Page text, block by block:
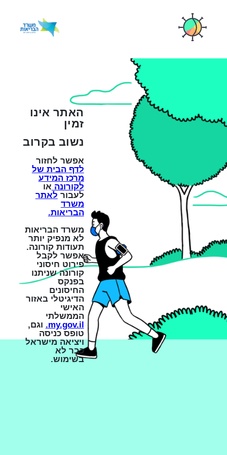
האתר אינו
זמין
נשוב בקרוב
אפשר לחזור
לדף הבית של
מרכז המידע
לקורונה או
לעבור לאתר
משרד
הבריאות.
משרד הבריאות
לא מנפיק יותר
תעודות קורונה.
אפשר לקבל
פירוט חיסוני
קורונה שניתנו
בפנקס
החיסונים
הדיגיטלי באזור
האישי
הממשלתי
my.gov.il.
וגם,
טופס כניסה
ויציאה מישראל
כבר לא
בשימוש.